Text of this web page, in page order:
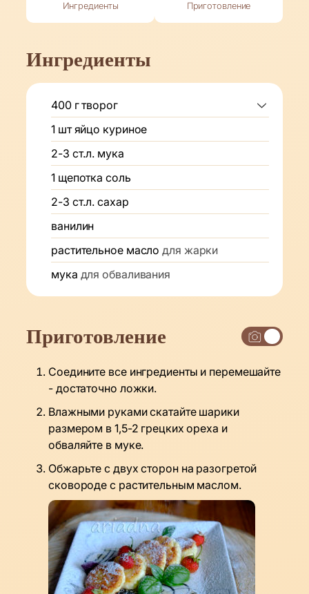
Ингредиенты Приготовление
Ингредиенты
400 гтворог
1 шт яйцо куриное
2-3 ст.л. мука
1 щепотка соль
2-3 ст.л. сахар
ванилин
растительное масло для жарки
мука для обваливания
Приготовление
Соедините все ингредиенты и перемешайте
- достаточно ложки.
Влажными руками скатайте шарики
размером в 1,5-2 грецких ореха и
обваляйте в муке.
Обжарьте с двух сторон на разогретой
сковороде с растительным маслом.